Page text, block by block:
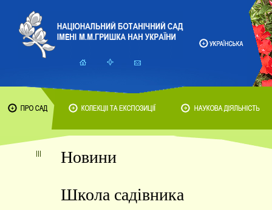
Новини
Школа садівника